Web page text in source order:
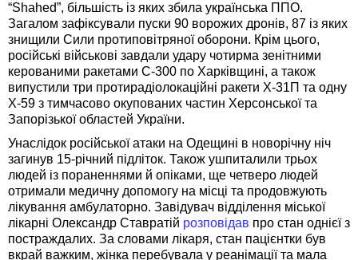
“Shahed”, більшість із яких збила українська ППО.
Загалом зафіксували пуски 90 ворожих дронів, 87 із яких
знищили Сили протиповітряної оборони. Крім цього,
російські військові завдали удару чотирма зенітними
керованими ракетами С-300 по Харківщині, а також
випустили три протирадіолокаційні ракети Х-31П та одну
Х-59 з тимчасово окупованих частин Херсонської та
Запорізької областей України.
Унаслідок російської атаки на Одещині в новорічну ніч
загинув 15-річний підліток. Також ушпиталили трьох
людей із пораненнями й опіками, ще четверо людей
отримали медичну допомогу на місці та продовжують
лікування амбулаторно. Завідувач відділення міської
лікарні Олександр Ставратій розповідав про стан однієї з
постраждалих. За словами лікаря, стан пацієнтки був
вкрай важким, жінка перебувала у реанімації та мала